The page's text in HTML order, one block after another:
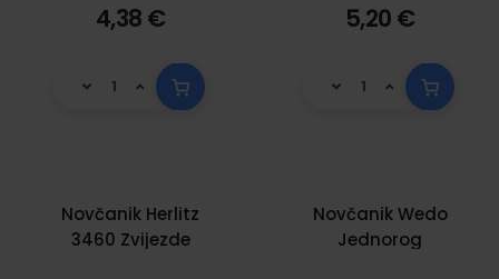
4,38 € 5,20 €
Novčanik Herlitz
3460 Zvijezde
Novčanik Wedo
Jednorog